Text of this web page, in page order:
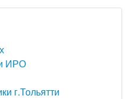
ИРО
г.Тольятти